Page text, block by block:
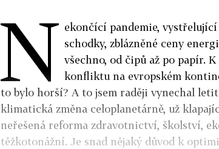
N ekončící pandemie,
schodky, zblázněné ceny
všechno, od čipů až po papír.
konfliktu na evropském
to bylo horší? A to jsem raději vynechal
klimatická změna celoplanetárně, už
neřešená reforma zdravotnictví, školství,
těžkotonážní. Je snad nějaký důvod k